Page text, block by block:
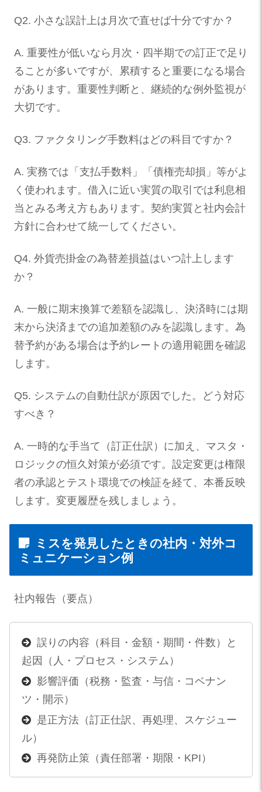
Q2. 小さな誤計上は月次で直せば十分ですか？
A. 重要性が低いなら月次・四半期での訂正で足り
ることが多いですが、累積すると重要になる場合
があります。重要性判断と、継続的な例外監視が
大切です。
Q3. ファクタリング手数料はどの科目ですか？
A. 実務では「支払手数料」「債権売却損」等がよ
く使われます。借入に近い実質の取引では利息相
当とみる考え方もあります。契約実質と社内会計
方針に合わせて統一してください。
Q4. 外貨売掛金の為替差損益はいつ計上します
か？
A. 一般に期末換算で差額を認識し、決済時には期
末から決済までの追加差額のみを認識します。為
替予約がある場合は予約レートの適用範囲を確認
します。
Q5. システムの自動仕訳が原因でした。どう対応
すべき？
A. 一時的な手当て（訂正仕訳）に加え、マスタ・
ロジックの恒久対策が必須です。設定変更は権限
者の承認とテスト環境での検証を経て、本番反映
します。変更履歴を残しましょう。
ミスを発見したときの社内・対外コ
ミュニケーション例
社内報告（要点）
誤りの内容（科目・金額・期間・件数）と
起因（人・プロセス・システム）
影響評価（税務・監査・与信・コベナン
ツ・開示）
是正方法（訂正仕訳、再処理、スケジュー
ル）
再発防止策（責任部署・期限・KPI）